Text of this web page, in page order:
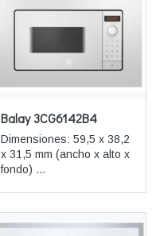
Balay 3CG6142B4
Dimensiones: 59,5 x 38,2
x 31,5 mm (ancho x alto x
fondo) ...